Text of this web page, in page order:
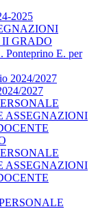
2025
GRADO
Ponteprino E. per
2024/2027
2027
ASSEGNAZIONI
ASSEGNAZIONI